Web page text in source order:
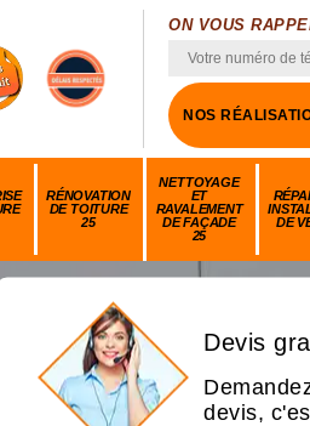
ON VOUS
NOS
RÉNOVATION
DE TOITURE
25
NETTOYAGE
ET
RAVALEMENT
DE FAÇADE
25
DE
Devis
devis,